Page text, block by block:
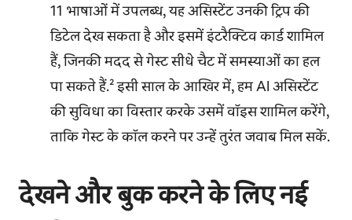
11 भाषाओं में उपलब्ध, यह असिस्टेंट उनकी ट्रिप की
डिटेल देख सकता है और इसमें इंटरैक्टिव कार्ड शामिल
हैं, जिनकी मदद से गेस्ट सीधे चैट में समस्याओं का हल
पा सकते हैं.² इसी साल के आखिर में, हम AI असिस्टेंट
की सुविधा का विस्तार करके उसमें वॉइस शामिल करेंगे,
ताकि गेस्ट के कॉल करने पर उन्हें तुरंत जवाब मिल सकें.
देखने और बुक करने के लिए नई